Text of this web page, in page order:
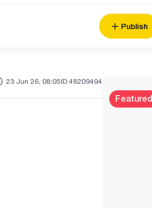
Publish
23 Jun 26, 08:05ID 48209494
Featured